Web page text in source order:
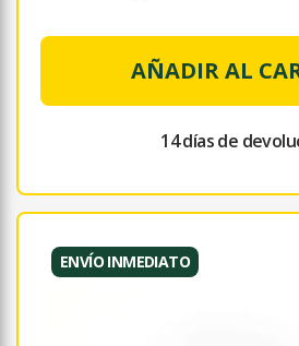
AÑADIR AL
14 días de
ENVÍO INMEDIATO